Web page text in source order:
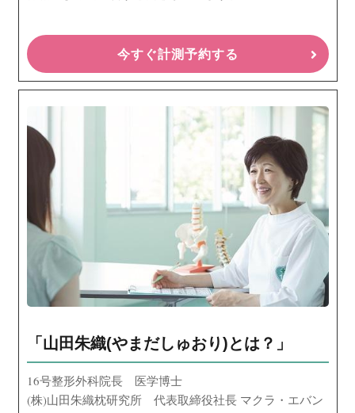
今すぐ計測予約する
「山田朱織(やまだしゅおり)とは？」
16号整形外科院長 医学博士
(株)山田朱織枕研究所 代表取締役社長 マクラ・エバン